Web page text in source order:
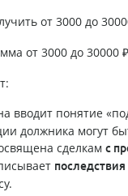
от 3000 до
от 3000 до 30000
вводит понятие
должника могут
сделкам с
последствия